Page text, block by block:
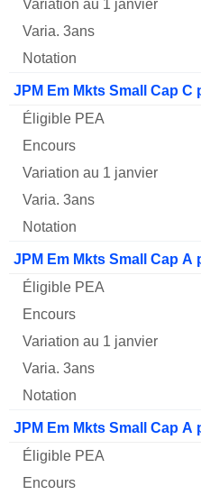
JPM Em Mkts Small Cap C
JPM Em Mkts Small Cap A
JPM Em Mkts Small Cap A